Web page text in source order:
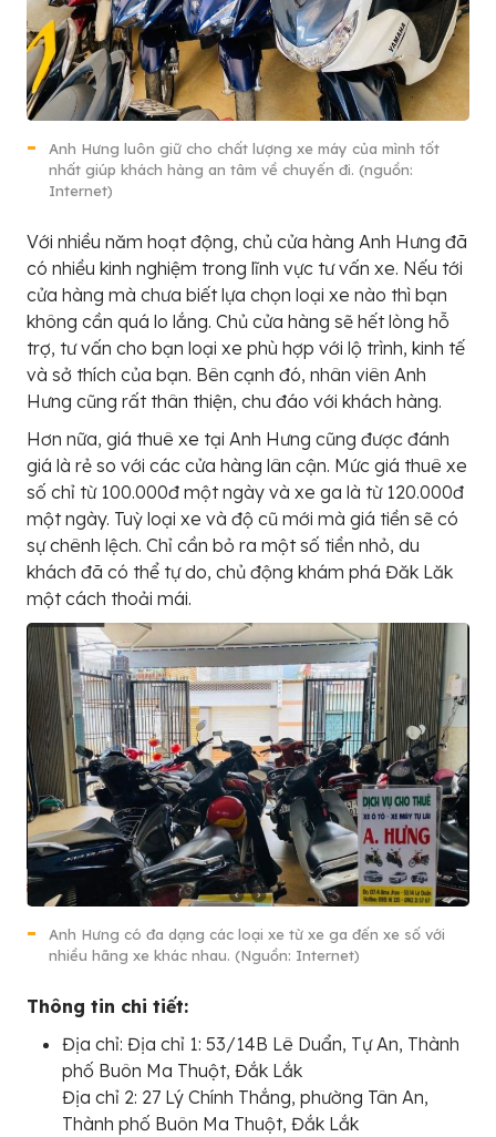
Anh Hưng luôn giữ cho chất lượng xe máy của mình tốt
nhất giúp khách hàng an tâm về chuyến đi. (nguồn:
Internet)
Với nhiều năm hoạt động, chủ cửa hàng Anh Hưng đã
có nhiều kinh nghiệm trong lĩnh vực tư vấn xe. Nếu tới
cửa hàng mà chưa biết lựa chọn loại xe nào thì bạn
không cần quá lo lắng. Chủ cửa hàng sẽ hết lòng hỗ
trợ, tư vấn cho bạn loại xe phù hợp với lộ trình, kinh tế
và sở thích của bạn. Bên cạnh đó, nhân viên Anh
Hưng cũng rất thân thiện, chu đáo với khách hàng.
Hơn nữa, giá thuê xe tại Anh Hưng cũng được đánh
giá là rẻ so với các cửa hàng lân cận. Mức giá thuê xe
số chỉ từ 100.000đ một ngày và xe ga là từ 120.000đ
một ngày. Tuỳ loại xe và độ cũ mới mà giá tiền sẽ có
sự chênh lệch. Chỉ cần bỏ ra một số tiền nhỏ, du
khách đã có thể tự do, chủ động khám phá Đăk Lăk
một cách thoải mái.
Anh Hưng có đa dạng các loại xe từ xe ga đến xe số với
nhiều hãng xe khác nhau. (Nguồn: Internet)
Thông tin chi tiết:
Địa chỉ: Địa chỉ 1: 53/14B Lê Duẩn, Tự An, Thành
phố Buôn Ma Thuột, Đắk Lắk
Địa chỉ 2: 27 Lý Chính Thắng, phường Tân An,
Thành phố Buôn Ma Thuột, Đắk Lắk